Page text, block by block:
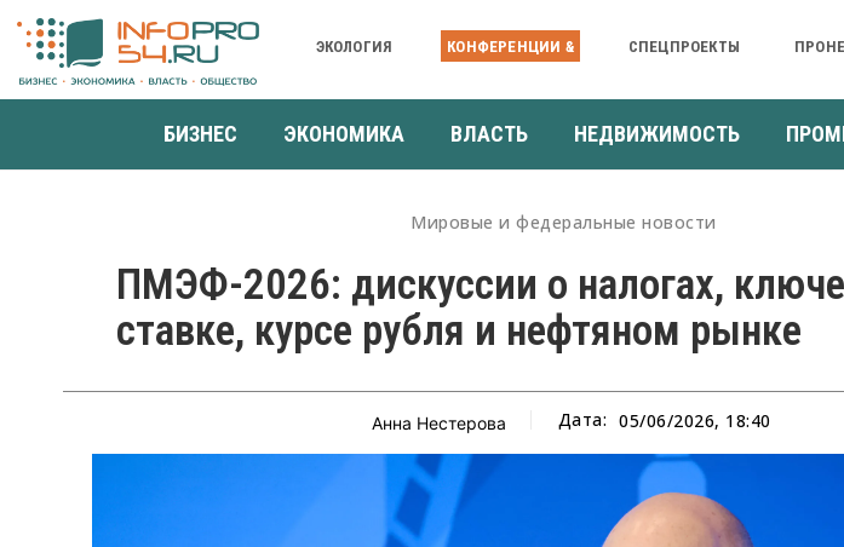
ЭКОЛОГИЯ КОНФЕРЕНЦИИ & СПЕЦПРОЕКТЫ
БИЗНЕС ЭКОНОМИКА ВЛАСТЬ НЕДВИЖИМОСТЬ
Мировые и федеральные новости
ПМЭФ-2026: дискуссии о налогах,
ставке, курсе рубля и нефтяном рынке
Анна Нестерова Дата: 05/06/2026, 18:40